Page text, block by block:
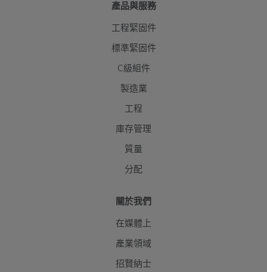
產品與服務
工程緊固件
標準緊固件
C級組件
製造業
工程
庫存管理
質量
分配
關於我們
在媒體上
產業領域
招賢納士